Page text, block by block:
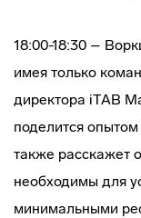
18:00-18:30 –
имея только
директора iTAB
поделится
также расскажет
необходимы для
минимальными